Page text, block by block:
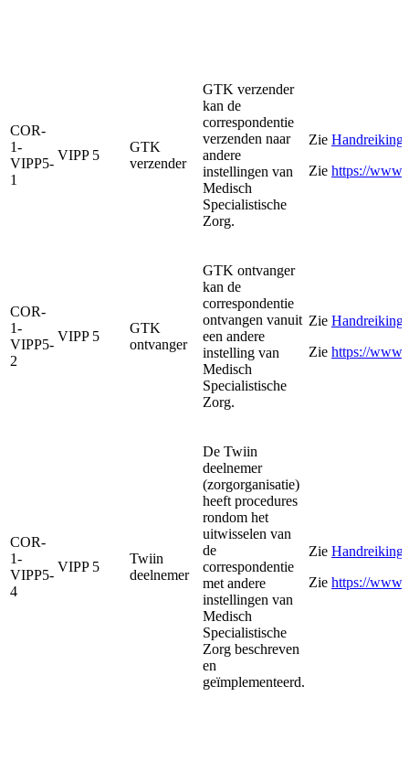
COR-
1-
VIPP5-
1
VIPP 5
GTK
verzender
GTK verzender
kan de
correspondentie
verzenden naar
andere
instellingen van
Medisch
Specialistische
Zorg.
Zie Handreiking
Zie https://
COR-
1-
VIPP5-
2
VIPP 5
GTK
ontvanger
GTK ontvanger
kan de
correspondentie
ontvangen vanuit
een andere
instelling van
Medisch
Specialistische
Zorg.
Zie Handreiking
Zie https://
COR-
1-
VIPP5-
4
VIPP 5
Twiin
deelnemer
De Twiin
deelnemer
(zorgorganisatie)
heeft procedures
rondom het
uitwisselen van
de
correspondentie
met andere
instellingen van
Medisch
Specialistische
Zorg beschreven
en
geïmplementeerd.
Zie Handreiking
Zie https://